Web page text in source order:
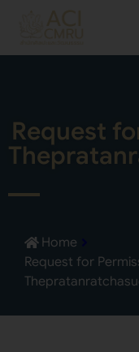
Request
Home
Request for